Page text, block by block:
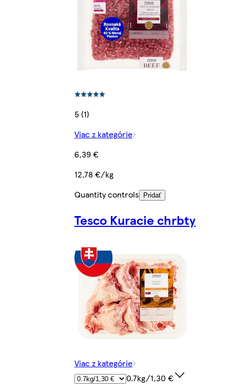
5 (1)
Viac z kategórie
6,39 €
12,78 €/kg
Quantity controls
Pridať
Tesco Kuracie chrbty
Viac z kategórie
0.7kg/1,30 €